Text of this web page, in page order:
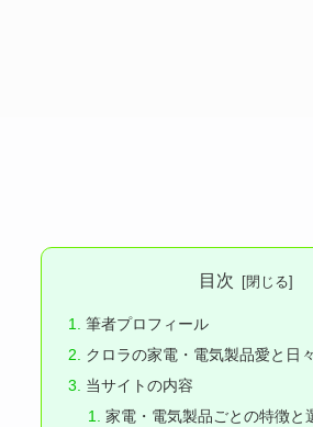
目次
筆者プロフィール
クロラの家電・電気製品愛と日
当サイトの内容
家電・電気製品ごとの特徴と